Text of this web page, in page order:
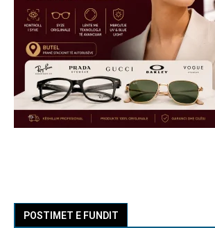
POSTIMET E FUNDIT